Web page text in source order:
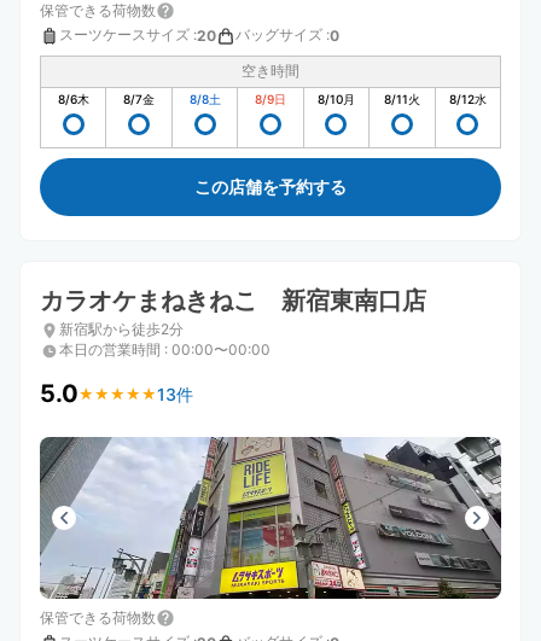
保管できる荷物数
スーツケースサイズ :20 バッグサイズ :0
空き時間
8/6木 8/7金 8/8土 8/9日 8/10月 8/11火 8/12水
この店舗を予約する
カラオケまねきねこ 新宿東南口店
新宿駅から徒歩2分
本日の営業時間 : 00:00〜00:00
5.0★ ★ ★ ★ ★
★ ★ ★ ★ ★13件
保管できる荷物数